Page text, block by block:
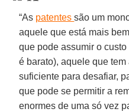
“As patentessão um
aquele que está mais
que pode assumir o
é barato), aquele que tem
suficiente para desafiar,
que pode se permitir a
enormes de uma só vez